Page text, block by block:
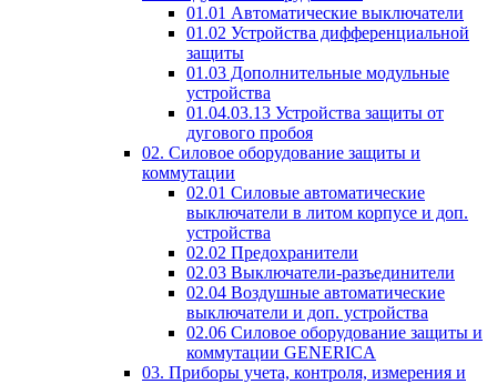
01.01 Автоматические выключатели
01.02 Устройства дифференциальной
защиты
01.03 Дополнительные модульные
устройства
01.04.03.13 Устройства защиты от
дугового пробоя
02. Силовое оборудование защиты и
коммутации
02.01 Силовые автоматические
выключатели в литом корпусе и доп.
устройства
02.02 Предохранители
02.03 Выключатели-разъединители
02.04 Воздушные автоматические
выключатели и доп. устройства
02.06 Силовое оборудование защиты и
коммутации GENERICA
03. Приборы учета, контроля, измерения и